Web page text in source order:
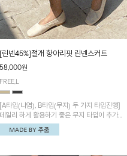
[린넨45%]절개 항아리핏 린넨스커트
58,000원
FREE,L
[A타입(나염), B타입(무지) 두 가지 타입진행]
데일리 하게 활용하기 좋은 무지 타입이 추가
되었어요~ 볼륨감 있는 항아리핏 실루엣이 유
니크하며 포켓디테일이 POINT!